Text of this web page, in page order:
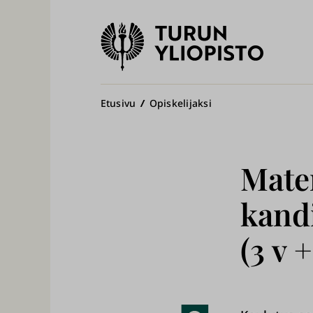
Turun
yliopisto
Murupolku
Etusivu Opiskelijaksi
(3 v